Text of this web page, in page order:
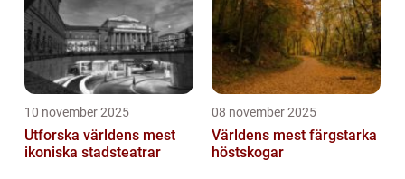
10 november 2025
Utforska världens mest
ikoniska stadsteatrar
08 november 2025
Världens mest färgstarka
höstskogar